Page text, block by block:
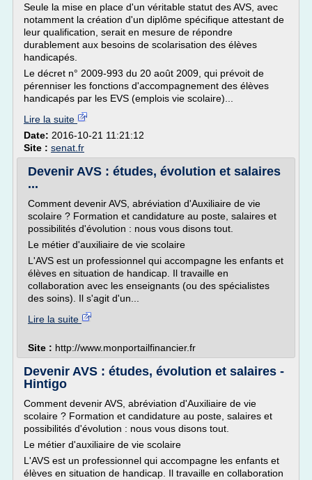
Seule la mise en place d'un véritable statut des AVS, avec
notamment la création d'un diplôme spécifique attestant de
leur qualification, serait en mesure de répondre
durablement aux besoins de scolarisation des élèves
handicapés.
Le décret n° 2009-993 du 20 août 2009, qui prévoit de
pérenniser les fonctions d'accompagnement des élèves
handicapés par les EVS (emplois vie scolaire)...
Lire la suite
Date: 2016-10-21 11:21:12
Site : senat.fr
Devenir AVS : études, évolution et salaires
...
Comment devenir AVS, abréviation d'Auxiliaire de vie
scolaire ? Formation et candidature au poste, salaires et
possibilités d'évolution : nous vous disons tout.
Le métier d'auxiliaire de vie scolaire
L'AVS est un professionnel qui accompagne les enfants et
élèves en situation de handicap. Il travaille en
collaboration avec les enseignants (ou des spécialistes
des soins). Il s'agit d'un...
Lire la suite
Site : http://www.monportailfinancier.fr
Devenir AVS : études, évolution et salaires -
Hintigo
Comment devenir AVS, abréviation d'Auxiliaire de vie
scolaire ? Formation et candidature au poste, salaires et
possibilités d'évolution : nous vous disons tout.
Le métier d'auxiliaire de vie scolaire
L'AVS est un professionnel qui accompagne les enfants et
élèves en situation de handicap. Il travaille en collaboration